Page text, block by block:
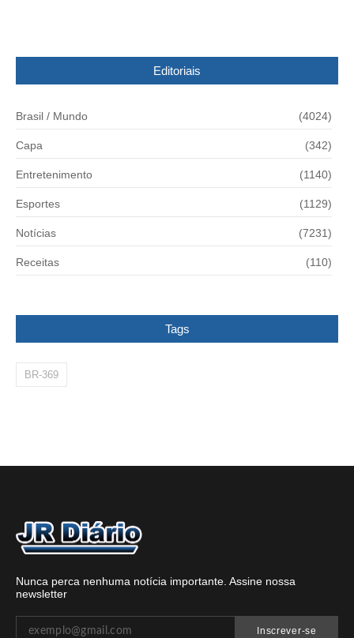
Editoriais
Brasil / Mundo (4024)
Capa (342)
Entretenimento (1140)
Esportes (1129)
Notícias (7231)
Receitas (110)
Tags
BR-369
Nunca perca nenhuma notícia importante. Assine nossa
newsletter
Inscrever-se